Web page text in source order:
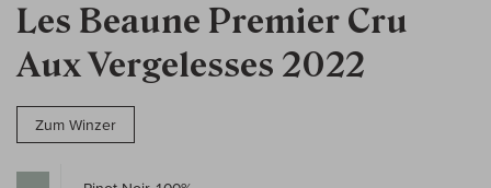
Les Beaune Premier Cru
Aux Vergelesses 2022
Zum Winzer